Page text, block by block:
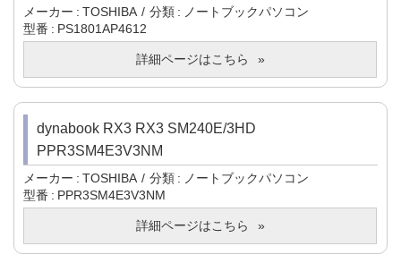
メーカー TOSHIBA 分類
ノートブックパソコン
型番
PS1801AP4612
詳細ページはこちら
dynabook RX3 RX3 SM240E/3HD
PPR3SM4E3V3NM
メーカー TOSHIBA 分類
ノートブックパソコン
型番
PPR3SM4E3V3NM
詳細ページはこちら